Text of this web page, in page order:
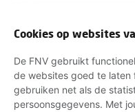
Cookies op websites
De FNV gebruikt
de websites goed te laten
gebruiken net als de
persoonsgegevens. Met